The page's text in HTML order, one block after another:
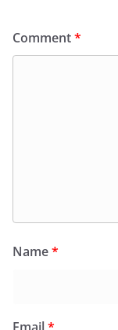
Comment*
Name*
Email*